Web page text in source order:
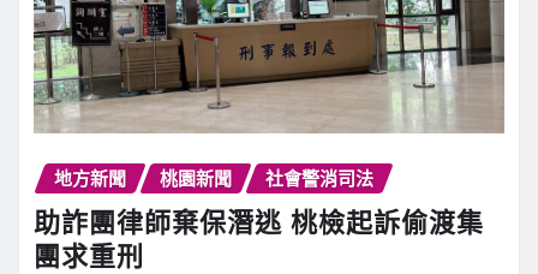
地方新聞 桃園新聞 社會警消司法
助詐團律師棄保潛逃 桃檢起訴偷渡集
團求重刑